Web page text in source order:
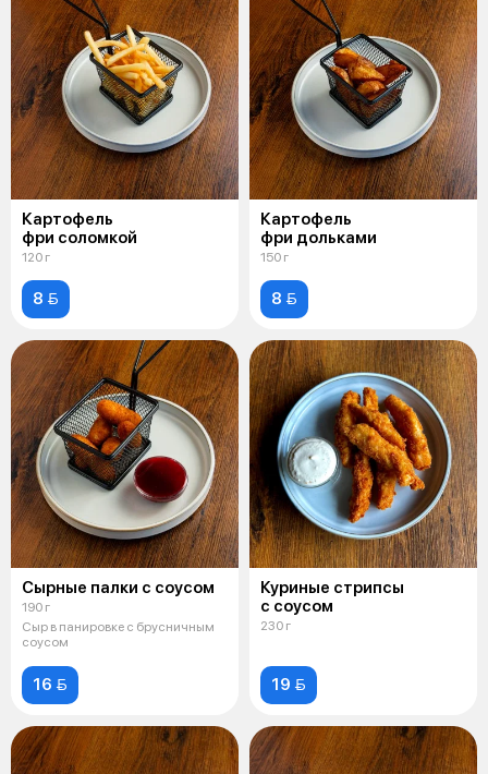
Картофель
фри соломкой
120 г
8 
Картофель
фри дольками
150 г
8 
Сырные палки с соусом
190 г
Сыр в панировке с брусничным
соусом
16 
Куриные стрипсы
с соусом
230 г
19 